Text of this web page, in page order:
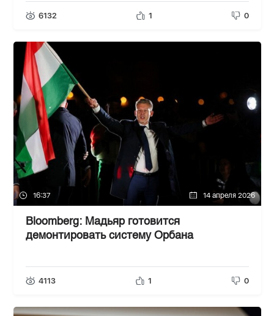
6132 1 0
16:37 14 апреля 2026
Bloomberg: Мадьяр готовится
демонтировать систему Орбана
4113 1 0